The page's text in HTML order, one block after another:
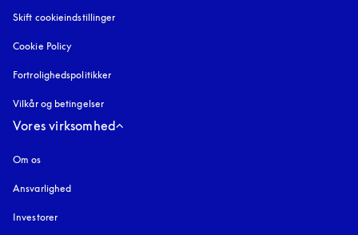
Skift cookieindstillinger
Cookie Policy
Fortrolighedspolitikker
Vilkår og betingelser
Vores virksomhed
Om os
Ansvarlighed
Investorer